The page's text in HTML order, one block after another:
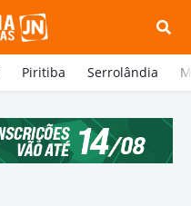
Piritiba Serrolândia